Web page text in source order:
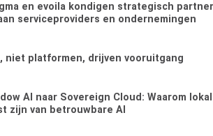
en evoila kondigen strategisch
serviceproviders en ondernemingen
niet platformen, drijven vooruitgang
AI naar Sovereign Cloud: Waarom
zijn van betrouwbare AI